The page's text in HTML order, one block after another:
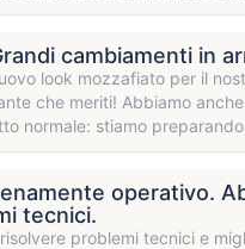
cambiamenti in
look mozzafiato per il
che meriti! Abbiamo
normale: stiamo
operativo.
tecnici.
problemi tecnici e